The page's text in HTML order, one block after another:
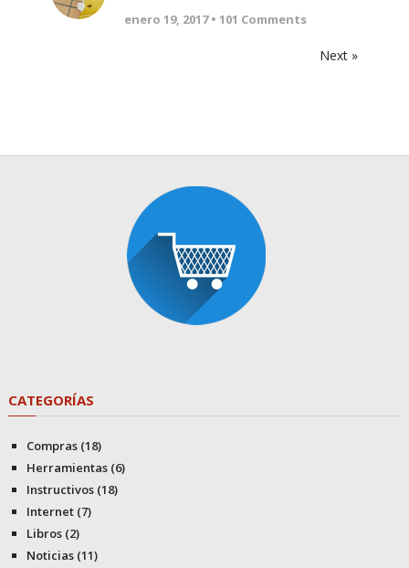
enero 19, 2017 • 101 Comments
Next »
CATEGORÍAS
Compras(18)
Herramientas(6)
Instructivos(18)
Internet(7)
Libros(2)
Noticias(11)